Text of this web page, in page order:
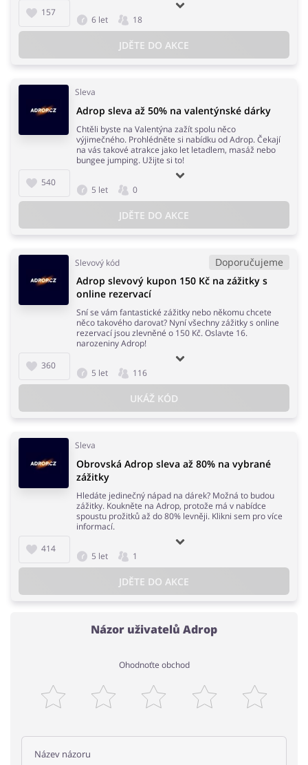
157
6 let 18
JDĚTE DO AKCE
Sleva
540
Adrop sleva až 50% na valentýnské dárky
Chtěli byste na Valentýna zažít spolu něco
výjimečného. Prohlédněte si nabídku od Adrop. Čekají
na vás takové atrakce jako let letadlem, masáž nebo
bungee jumping. Užijte si to!
5 let 0
JDĚTE DO AKCE
Slevový kód Doporučujeme
360
Adrop slevový kupon 150 Kč na zážitky s
online rezervací
Sní se vám fantastické zážitky nebo někomu chcete
něco takového darovat? Nyní všechny zážitky s online
rezervací jsou zlevněné o 150 Kč. Oslavte 16.
narozeniny Adrop!
5 let 116
UKÁŽ KÓD
Sleva
414
Obrovská Adrop sleva až 80% na vybrané
zážitky
Hledáte jedinečný nápad na dárek? Možná to budou
zážitky. Koukněte na Adrop, protože má v nabídce
spoustu prožitků až do 80% levněji. Klikni sem pro více
informací.
5 let 1
JDĚTE DO AKCE
Názor uživatelů Adrop
Ohodnoťte obchod